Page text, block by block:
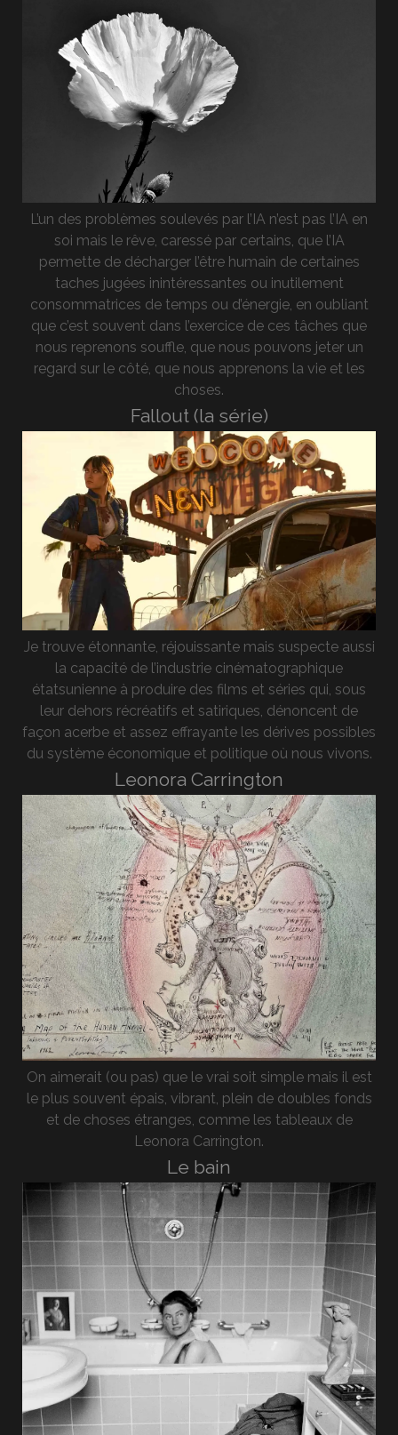
L’un des problèmes soulevés par l’IA n’est pas l’IA en
soi mais le rêve, caressé par certains, que l’IA
permette de décharger l’être humain de certaines
taches jugées inintéressantes ou inutilement
consommatrices de temps ou d’énergie, en oubliant
que c’est souvent dans l’exercice de ces tâches que
nous reprenons souffle, que nous pouvons jeter un
regard sur le côté, que nous apprenons la vie et les
choses.
Fallout (la série)
Je trouve étonnante, réjouissante mais suspecte aussi
la capacité de l’industrie cinématographique
étatsunienne à produire des films et séries qui, sous
leur dehors récréatifs et satiriques, dénoncent de
façon acerbe et assez effrayante les dérives possibles
du système économique et politique où nous vivons.
Leonora Carrington
On aimerait (ou pas) que le vrai soit simple mais il est
le plus souvent épais, vibrant, plein de doubles fonds
et de choses étranges, comme les tableaux de
Leonora Carrington.
Le bain